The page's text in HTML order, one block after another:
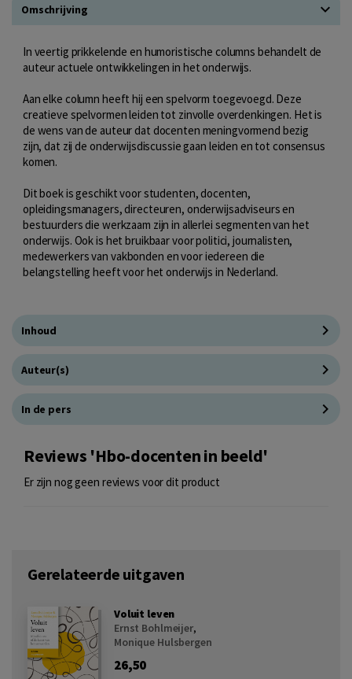
Omschrijving
In veertig prikkelende en humoristische columns behandelt de
auteur actuele ontwikkelingen in het onderwijs.
Aan elke column heeft hij een spelvorm toegevoegd. Deze
creatieve spelvormen leiden tot zinvolle overdenkingen. Het is
de wens van de auteur dat docenten meningvormend bezig
zijn, dat zij de onderwijsdiscussie gaan leiden en tot consensus
komen.
Dit boek is geschikt voor studenten, docenten,
opleidingsmanagers, directeuren, onderwijsadviseurs en
bestuurders die werkzaam zijn in allerlei segmenten van het
onderwijs. Ook is het bruikbaar voor politici, journalisten,
medewerkers van vakbonden en voor iedereen die
belangstelling heeft voor het onderwijs in Nederland.
Inhoud
Auteur(s)
In de pers
Reviews 'Hbo-docenten in beeld'
Er zijn nog geen reviews voor dit product
Gerelateerde uitgaven
Voluit leven
Ernst Bohlmeijer,
Monique Hulsbergen
26,50